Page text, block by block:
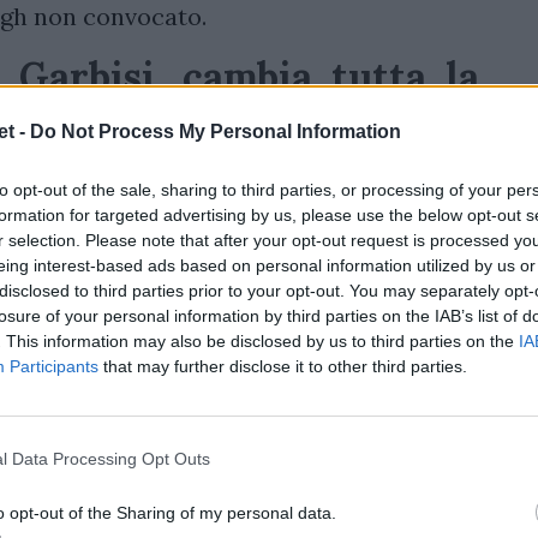
- Do Not Process My Personal Information
opt-out of the sale, sharing to third parties, or processing of your
for targeted advertising by us, please use the below opt-out
selection. Please note that after your opt-out request is processed
interest-based ads based on personal information utilized by us
to third parties prior to your opt-out. You may separately
of your personal information by third parties on the IAB’s list of
This information may also be disclosed by us to third parties on the
Participants that may further disclose it to other third parties.
Data Processing Opt Outs
opt-out of the Sharing of my personal data.
non convocato.
cambia tutta la
Bertaccini
Sei Nazioni 2024 a Roma contro
Quesadain panchina. Il tecnico della
linea con Ferrari, Nicotera e Fischetti
entrati nella ripresa ad Udine. Prima
Bertaccini, esordiente trequarti in forza